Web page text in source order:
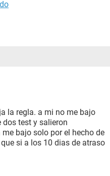
la regla. a mi no me bajo
dos test y salieron
bajo solo por el hecho de
si a los 10 dias de atraso